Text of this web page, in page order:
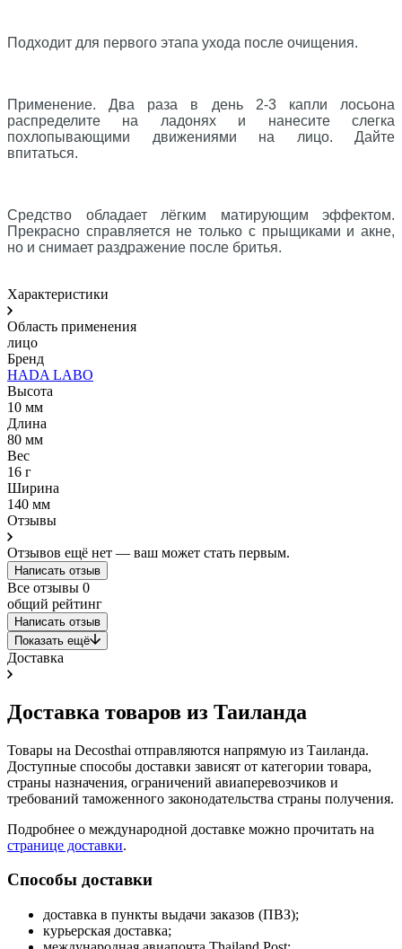
Подходит для первого этапа ухода после очищения.
Применение. Два раза в день 2-3 капли лосьона
распределите на ладонях и нанесите слегка
похлопывающими движениями на лицо. Дайте
впитаться.
Средство обладает лёгким матирующим эффектом.
Прекрасно справляется не только с прыщиками и акне,
но и снимает раздражение после бритья.
Характеристики
Область применения
лицо
Бренд
HADA LABO
Высота
10 мм
Длина
80 мм
Вес
16 г
Ширина
140 мм
Отзывы
Отзывов ещё нет — ваш может стать первым.
Написать отзыв
Все отзывы 0
общий рейтинг
Написать отзыв
Показать ещё
Доставка
Доставка товаров из Таиланда
Товары на Decosthai отправляются напрямую из Таиланда.
Доступные способы доставки зависят от категории товара,
страны назначения, ограничений авиаперевозчиков и
требований таможенного законодательства страны получения.
Подробнее о международной доставке можно прочитать на
странице доставки.
Способы доставки
доставка в пункты выдачи заказов (ПВЗ);
курьерская доставка;